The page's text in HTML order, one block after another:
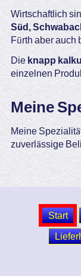
Wirtschaftlich
Süd,
Fürth aber auch
Die knapp
einzelnen
Meine
Meine
zuverlässige
Start